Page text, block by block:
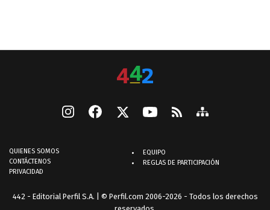
QUIENES SOMOS
CONTÁCTENOS
PRIVACIDAD
EQUIPO
REGLAS DE PARTICIPACIÓN
442 - Editorial Perfil S.A. | © Perfil.com 2006-2026 - Todos los derechos